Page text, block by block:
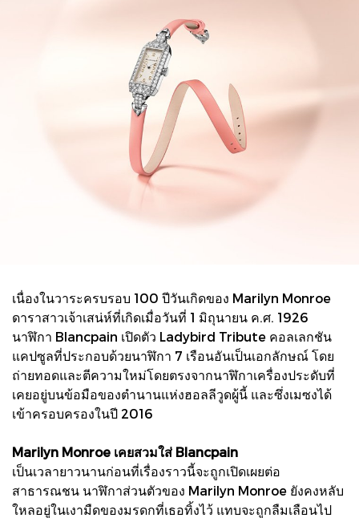
เนื่องในวาระครบรอบ 100 ปีวันเกิดของ Marilyn Monroe
ดาราสาวเจ้าเสน่ห์ที่เกิดเมื่อวันที่ 1 มิถุนายน ค.ศ. 1926
นาฬิกา Blancpain เปิดตัว Ladybird Tribute คอลเลกชัน
แคปซูลที่ประกอบด้วยนาฬิกา 7 เรือนอันเป็นเอกลักษณ์ โดย
ถ่ายทอดและตีความใหม่โดยตรงจากนาฬิกาเครื่องประดับที่
เคยอยู่บนข้อมือของตำนานแห่งฮอลลีวูดผู้นี้ และซึ่งเมซงได้
เข้าครอบครองในปี 2016
Marilyn Monroe เคยสวมใส่ Blancpain
เป็นเวลายาวนานก่อนที่เรื่องราวนี้จะถูกเปิดเผยต่อ
สาธารณชน นาฬิกาส่วนตัวของ Marilyn Monroe ยังคงหลับ
ใหลอยู่ในเงามืดของมรดกที่เธอทิ้งไว้ แทบจะถูกลืมเลือนไป